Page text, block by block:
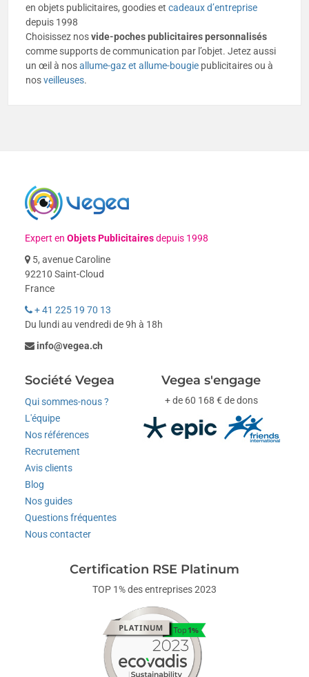
en objets publicitaires, goodies etcadeaux d’entreprise
depuis 1998
Choisissez nosvide-poches publicitaires personnalisés
comme supports de communication par l’objet. Jetez aussi
un œil à nosallume-gaz et allume-bougie publicitaires ou à
nosveilleuses.
Expert enObjets Publicitairesdepuis 1998
5, avenue Caroline
92210 Saint-Cloud
France
+ 41 225 19 70 13
Du lundi au vendredi de 9h à 18h
info@vegea.ch
Société Vegea
Qui sommes-nous ?
L'équipe
Nos références
Recrutement
Avis clients
Blog
Nos guides
Questions fréquentes
Nous contacter
Vegea s'engage
+ de 60 168 € de dons
Certification RSE Platinum
TOP 1% des entreprises 2023